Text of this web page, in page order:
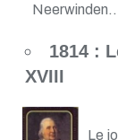
1814 :
XVIII
Le